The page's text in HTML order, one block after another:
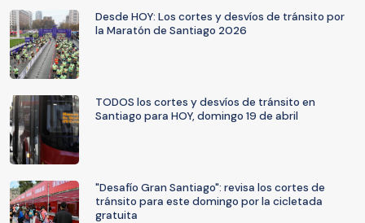
Desde HOY: Los cortes y desvíos de tránsito por
la Maratón de Santiago 2026
TODOS los cortes y desvíos de tránsito en
Santiago para HOY, domingo 19 de abril
"Desafío Gran Santiago": revisa los cortes de
tránsito para este domingo por la cicletada
gratuita